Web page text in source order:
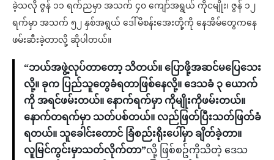
ခဲ့သလို ဇွန် ၁၁ ရက်ညမှာ အသက် ၄၀ ကျော်အရွယ် ကိုငမျိုး၊ ဇွန် ၁၂
ရက်မှာ အသက် ၅၂ နှစ်အရွယ် ဒေါ်မိစန်းအေးတို့ကို နေအိမ်တွေကနေ
ဖမ်းဆီးခဲ့တာလို့ ဆိုပါတယ်။
“ဘယ်အဖွဲ့လုပ်တာတော့ သိတယ်။ ပြောဖို့အဆင်မပြေသေး
လို့။ ခုက ပြည်သူတွေခံရတာဖြစ်နေလို့။ ဒေသခံ ၃ ယောက်
ကို အရင်ဖမ်းတယ်။ နောက်ရက်မှာ ကိုမျိုးကိုဖမ်းတယ်။
နောက်တရက်မှာ သတ်ပစ်တယ်။ လည်ဖြတ်ပြီးသတ်ဖြတ်ခံ
ရတယ်။ သူခေါင်းတောင် ခြံစည်းရိုးပေါ်မှာ ချိတ်ခဲ့တာ။
လူမြင်ကွင်းမှာသတ်လိုက်တာ”လို့ ဖြစ်စဥ်ကိုသိတဲ့ ဒေသ